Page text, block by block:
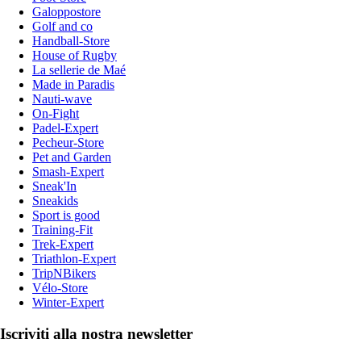
Galoppostore
Golf and co
Handball-Store
House of Rugby
La sellerie de Maé
Made in Paradis
Nauti-wave
On-Fight
Padel-Expert
Pecheur-Store
Pet and Garden
Smash-Expert
Sneak'In
Sneakids
Sport is good
Training-Fit
Trek-Expert
Triathlon-Expert
TripNBikers
Vélo-Store
Winter-Expert
Iscriviti alla nostra newsletter